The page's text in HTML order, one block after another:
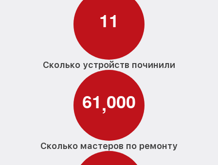
11
Сколько устройств починили
61,000
Сколько мастеров по ремонту